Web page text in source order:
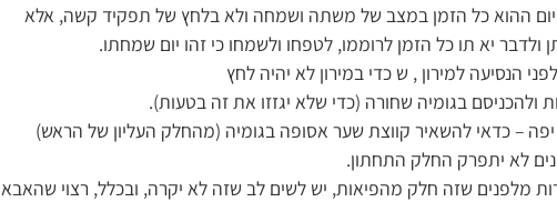
ביום ההוא כל הזמן במצב של משתה ושמחה ולא בלחץ של תפקיד קשה, אלא
יא תו כל הזמן לרוממו, לטפחו ולשמחו כי זהו יום שמחתו.
הנסיעה למירון , ש כדי במירון לא יהיה לחץ
בגומיה שחורה (כדי שלא יגזזו את זה בטעות).
– כדאי להשאיר קווצת שער אסופה בגומיה (מהחלק העליון של הראש)
לא יתפרק החלק התחתון.
מלפנים שזה חלק מהפיאות, יש לשים לב שזה לא יקרה, ובכלל, רצוי שהאבא